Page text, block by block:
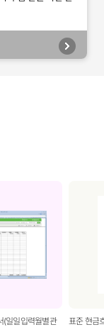
(일일입력월별관
표준 현금